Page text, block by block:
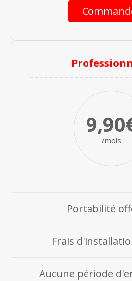
/mois
Portabilité
Frais
Aucune période